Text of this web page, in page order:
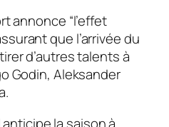
annonce “l’effet
que l’arrivée du
d’autres talents à
Godin, Aleksander
la saison à